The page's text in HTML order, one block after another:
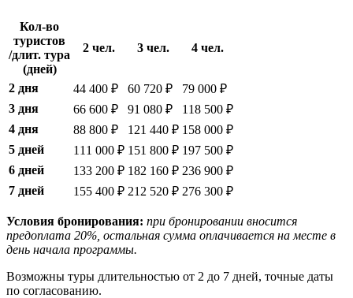
Кол-во
туристов
/длит. тура
(дней)
2 чел. 3 чел. 4 чел.
2 дня 44 400 ₽ 60 720 ₽
79 000 ₽
3 дня
66 600 ₽ 91 080 ₽
118 500 ₽
4 дня
88 800 ₽ 121 440 ₽ 158 000 ₽
5 дней
111 000 ₽ 151 800 ₽ 197 500 ₽
6 дней
133 200 ₽ 182 160 ₽ 236 900 ₽
7 дней
155 400 ₽ 212 520 ₽ 276 300 ₽
Условия бронирования: при бронировании вносится
предоплата 20%, остальная сумма оплачивается на месте в
день начала программы.
Возможны туры длительностью от 2 до 7 дней, точные даты
по согласованию.